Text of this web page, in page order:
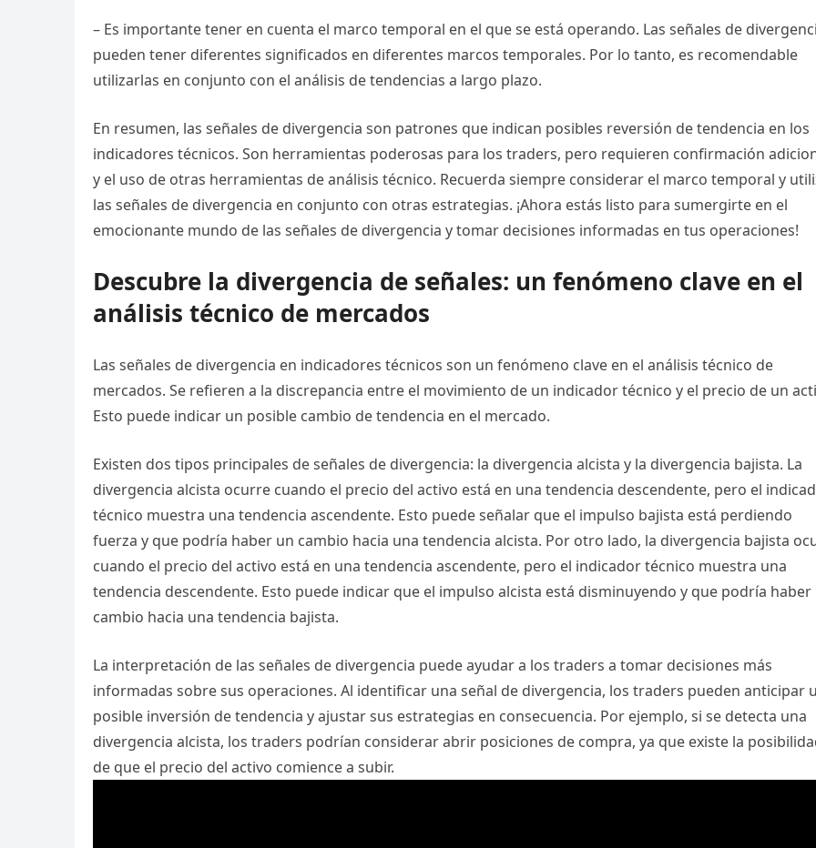
– Es importante tener en cuenta el marco temporal en el que se está operando. Las señales de
pueden tener diferentes significados en diferentes marcos temporales. Por lo tanto, es recomendable
utilizarlas en conjunto con el análisis de tendencias a largo plazo.
En resumen, las señales de divergencia son patrones que indican posibles reversión de tendencia en los
indicadores técnicos. Son herramientas poderosas para los traders, pero requieren confirmación
y el uso de otras herramientas de análisis técnico. Recuerda siempre considerar el marco temporal y
las señales de divergencia en conjunto con otras estrategias. ¡Ahora estás listo para sumergirte en el
emocionante mundo de las señales de divergencia y tomar decisiones informadas en tus operaciones!
Descubre la divergencia de señales: un fenómeno clave en el
análisis técnico de mercados
Las señales de divergencia en indicadores técnicos son un fenómeno clave en el análisis técnico de
mercados. Se refieren a la discrepancia entre el movimiento de un indicador técnico y el precio de un
Esto puede indicar un posible cambio de tendencia en el mercado.
Existen dos tipos principales de señales de divergencia: la divergencia alcista y la divergencia bajista. La
divergencia alcista ocurre cuando el precio del activo está en una tendencia descendente, pero el
técnico muestra una tendencia ascendente. Esto puede señalar que el impulso bajista está perdiendo
fuerza y que podría haber un cambio hacia una tendencia alcista. Por otro lado, la divergencia bajista
cuando el precio del activo está en una tendencia ascendente, pero el indicador técnico muestra una
tendencia descendente. Esto puede indicar que el impulso alcista está disminuyendo y que podría haber
cambio hacia una tendencia bajista.
La interpretación de las señales de divergencia puede ayudar a los traders a tomar decisiones más
informadas sobre sus operaciones. Al identificar una señal de divergencia, los traders pueden anticipar
posible inversión de tendencia y ajustar sus estrategias en consecuencia. Por ejemplo, si se detecta una
divergencia alcista, los traders podrían considerar abrir posiciones de compra, ya que existe la
de que el precio del activo comience a subir.